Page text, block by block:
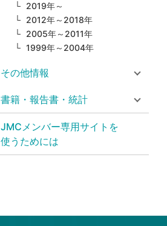
2019年～
2012年～2018年
2005年～2011年
1999年～2004年
その他情報
書籍・報告書・統計
JMCメンバー専用サイトを
使うためには